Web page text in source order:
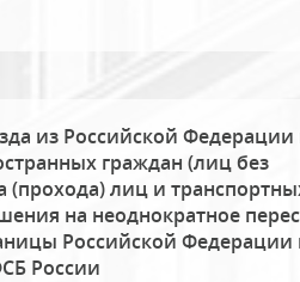
из Российской Федерации
граждан (лиц без
(прохода) лиц и
на неоднократное
Российской Федерации
России